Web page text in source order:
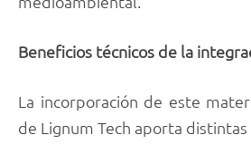
Beneficios técnicos de la
La incorporación de este
de Lignum Tech aporta distintas